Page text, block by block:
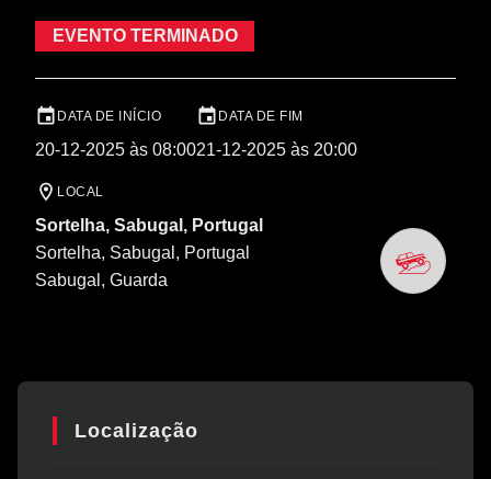
EVENTO TERMINADO
DATA DE INÍCIO
20-12-2025 às 08:00
DATA DE FIM
21-12-2025 às 20:00
LOCAL
Sortelha, Sabugal, Portugal
Sortelha, Sabugal, Portugal
Sabugal , Guarda
Localização